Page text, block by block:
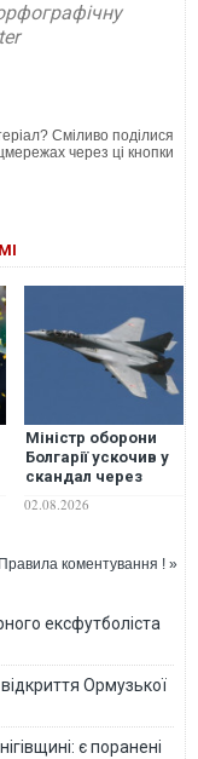
Сміливо поділися
через ці кнопки
Міністр оборони
Болгарії ускочив у
скандал через
які претендує
02.08.2026
Правила коментування ! »
ексфутболіста
Ормузької
є поранені